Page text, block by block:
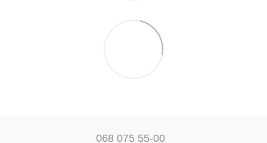
068 075 55-00